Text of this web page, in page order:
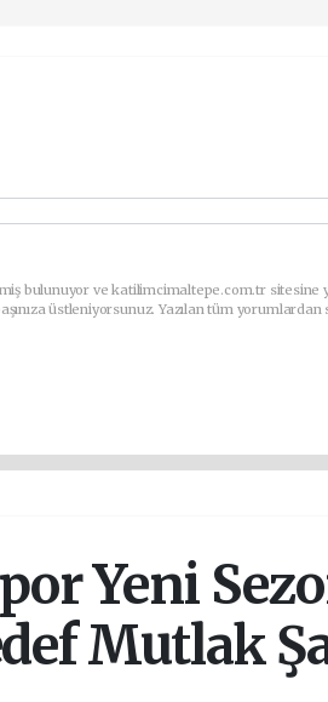
bulunuyor ve katilimcimaltepe.com.tr sitesine
üstleniyorsunuz. Yazılan tüm
Yeni
Mutlak